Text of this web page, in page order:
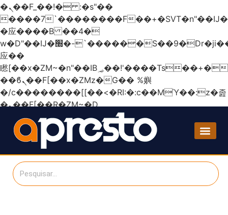
�ܢ��F_��!� :�s"��
����7`��������F
�应����B ��4�
w�D"��IJ�׭�-`������S��9�Dr�ji��EJ߅��gJ�
应��
矁[��x�ZM~�n"��IB؃��!'����Тѕ��+��(m��IK�ʭ�/|
��ϐܢ��F[��x�ZMz�G�� %嬩
�/c��������[[��<�RI:�:c��MΎ��:z�졾
�ܢ��F[��R�ZM~�D